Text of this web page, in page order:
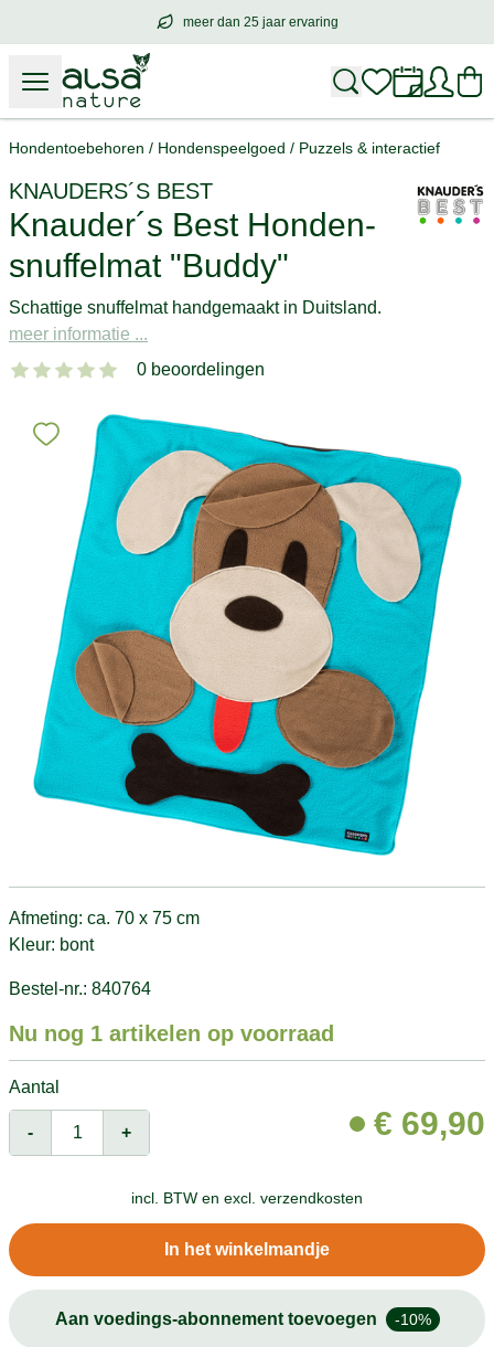
meer dan 25 jaar ervaring
meer dan25 jaar ervaring
Hondentoebehoren / Hondenspeelgoed / Puzzels & interactief
KNAUDERS´S BEST
Knauder´s Best Honden-
snuffelmat "Buddy"
Schattige snuffelmat handgemaakt in Duitsland.
meer informatie ...
0 beoordelingen
Afmeting: ca. 70 x 75 cm
Kleur: bont
Bestel-nr.: 840764
Nu nog 1 artikelen op voorraad
Aantal
- + € 69,90
incl. BTW en excl. verzendkosten
In het winkelmandje
Aan voedings-abonnement toevoegen -10%